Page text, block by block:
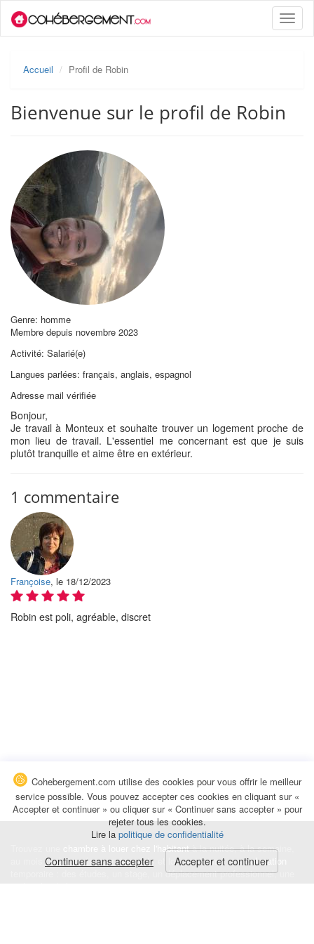
Toggle
Accueil Profil de Robin
Bienvenue sur le profil de Robin
Genre: homme
Membre depuis novembre 2023
Activité: Salarié(e)
Langues parlées: français, anglais, espagnol
Adresse mail vérifiée
Bonjour,
Je travail à Monteux et souhaite trouver un logement proche de
mon lieu de travail. L'essentiel me concernant est que je suis
plutôt tranquille et aime être en extérieur.
1 commentaire
Françoise, le 18/12/2023
Robin est poli, agréable, discret
chambre à louer chez l'habitantà la nuitée, à la semaine,
au mois ou à l'année pour de courts et longs séjours, unecolocation
temporaire : des études, un stage, un déplacement professionnel, une
Cohebergement.com utilise des cookies pour vous offrir le meilleur
service possible. Vous pouvez accepter ces cookies en cliquant sur «
Accepter et continuer » ou cliquer sur « Continuer sans accepter » pour
rejeter tous les cookies.
Lire la politique de confidentialité
Continuer sans accepter Accepter et continuer